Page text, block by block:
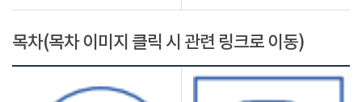
목차(목차 이미지 클릭 시 관련 링크로 이동)